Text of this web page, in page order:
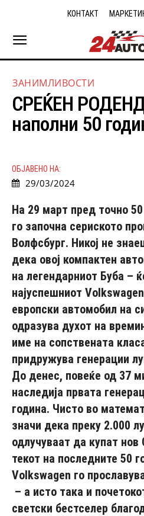
КОНТАКТ
ЗАНИМЛИВОСТИ
СРЕЌЕН
наполни 50
ОБЈАВЕНО НА:
29/03/2024
На 29 март пред точно
го започна сериското
Волфсбург. Никој не
дека овој компактен
на легендарниот Буба –
најуспешниот
европски автомобил на
одразува духот на
име на сопствената
придружува генерации
До денес, повеќе од 37
наследија првата
година. Чисто во
значи дека преку 2.000
одлучуваат да купат нов
текот на последните 50
Volkswagen го
– а исто така и
светски бестселер